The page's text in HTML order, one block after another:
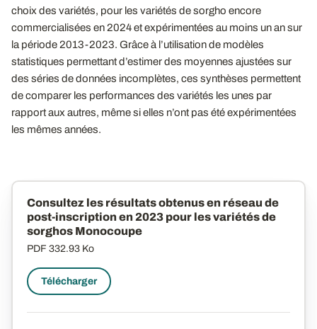
choix des variétés, pour les variétés de sorgho encore
commercialisées en 2024 et expérimentées au moins un an sur
la période 2013-2023. Grâce à l’utilisation de modèles
statistiques permettant d’estimer des moyennes ajustées sur
des séries de données incomplètes, ces synthèses permettent
de comparer les performances des variétés les unes par
rapport aux autres, même si elles n’ont pas été expérimentées
les mêmes années.
Consultez les résultats obtenus en réseau de
post-inscription en 2023 pour les variétés de
sorghos Monocoupe
PDF 332.93 Ko
Télécharger